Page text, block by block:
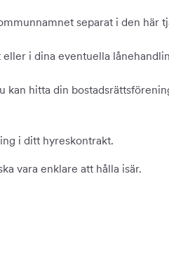
separat i den här
i dina eventuella
kan hitta din
i ditt hyreskontrakt.
vara enklare att hålla isär.